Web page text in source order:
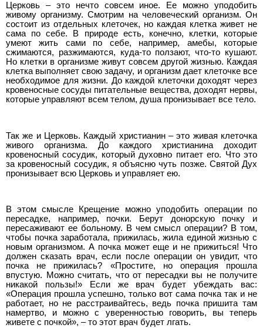
Церковь – это нечто совсем иное. Ее можно уподобить
живому организму. Смотрим на человеческий организм. Он
состоит из отдельных клеточек, но каждая клетка живет не
сама по себе. В природе есть, конечно, клетки, которые
умеют жить сами по себе, например, амебы, которые
сжимаются, разжимаются, куда-то ползают, что-то кушают.
Но клетки в организме живут совсем другой жизнью. Каждая
клетка выполняет свою задачу, и организм дает клеточке все
необходимое для жизни. До каждой клеточки доходят через
кровеносные сосуды питательные вещества, доходят нервы,
которые управляют всем телом, душа пронизывает все тело.
Так же и Церковь. Каждый христианин – это живая клеточка
живого организма. До каждого христианина доходит
кровеносный сосудик, который духовно питает его. Что это
за кровеносный сосудик, я объясню чуть позже. Святой Дух
пронизывает всю Церковь и управляет ею.
В этом смысле Крещение можно уподобить операции по
пересадке, например, почки. Берут донорскую почку и
пересаживают ее больному. В чем смысл операции? В том,
чтобы почка заработала, прижилась, жила единой жизнью с
новым организмом. А почка может еще и не прижиться! Что
должен сказать врач, если после операции он увидит, что
почка не прижилась? «Простите, но операция прошла
впустую. Можно считать, что от пересадки вы не получите
никакой пользы!» Если же врач будет убеждать вас:
«Операция прошла успешно, только вот сама почка так и не
работает, но не расстраивайтесь, ведь почка пришита там
намертво, и можно с уверенностью говорить, вы теперь
живете с почкой», – то этот врач будет лгать.